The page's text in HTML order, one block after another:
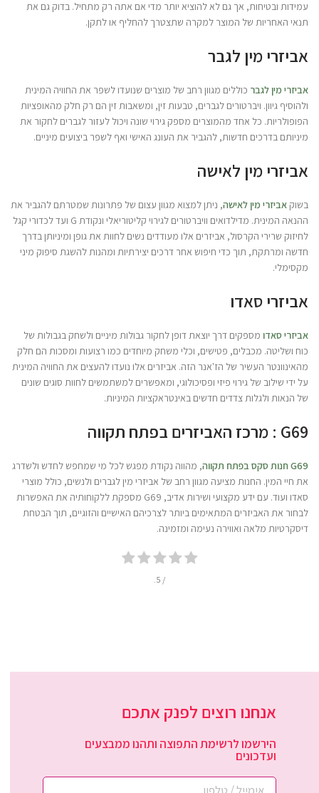
עמידות ובטיחות, אך גם לא להוציא יותר מדי אם אתה רק מתחיל. בדוק גם את
תנאי האחריות של המוצר למקרה שתצטרך להחליף או לתקן.
אביזרי מין לגבר
אביזרי מין לגבר כוללים מגוון רחב של מוצרים שנועדו לשפר את החוויה המינית
ולהוסיף גיוון. ויברטורים לגברים, טבעות זין, ומשאבות זין הם רק חלק מהאופציות
הפופולריות. כל אחד מהמוצרים מספק גירוי שונה ויכול לעזור לגברים לחקור את
מיניותם בדרכים חדשות, להגביר את העונג האישי ואף לשפר ביצועים מיניים.
אביזרי מין לאישה
בשוק אביזרי מין לאישה, ניתן למצוא מגוון עצום של פתרונות שמטרתם להגביר את
ההנאה המינית. מדילדואים וויברטורים לגירוי קליטוריאלי ונקודת G ועד לכדורי קגל
לחיזוק שרירי הקרסול, אביזרים אלו מעודדים נשים לחוות את גופן ומיניותן בדרך
חדשה ומרתקת, תוך כדי חיפוש אחר דרכים יצירתיות ומהנות להשגת סיפוק מיני
מקסימלי.
אביזרי סאדו
אביזרי סאדו מספקים דרך יוצאת דופן לחקור גבולות מיניים ולשחק בגבולות של
כוח ושליטה. מכבלים, פטישים, וכלי משחק מיוחדים כמו רצועות ומסכות הם חלק
מהאינוונטר העשיר של הז'אנר הזה. אביזרים אלו נועדו להעצים את החוויה המינית
על ידי שילוב של גירוי פיזי ופסיכולוגי, ומאפשרים למשתמשים לחוות סוגים שונים
של הנאות ולגלות צדדים חדשים באינטראקציות המיניות.
G69 : מרכז האביזרים בפתח תקווה
G69 חנות סקס בפתח תקווה
, מהווה נקודת מפגש לכל מי שמחפש לחדש ולשדרג
את חיי המין. החנות מציעה מגוון רחב של אביזרי מין לגברים ולנשים, כולל מוצרי
סאדו ועוד. עם ידע מקצועי ושירות אדיב, G69 מספקת ללקוחותיה את האפשרות
לבחור את האביזרים המתאימים ביותר לצרכיהם האישיים והזוגיים, תוך הבטחת
דיסקרטיות מלאה ואווירה נעימה ומזמינה.
/ 5.
אנחנו רוצים לפנק אתכם
הירשמו לרשימת התפוצה ותהנו ממבצעים
ועדכונים